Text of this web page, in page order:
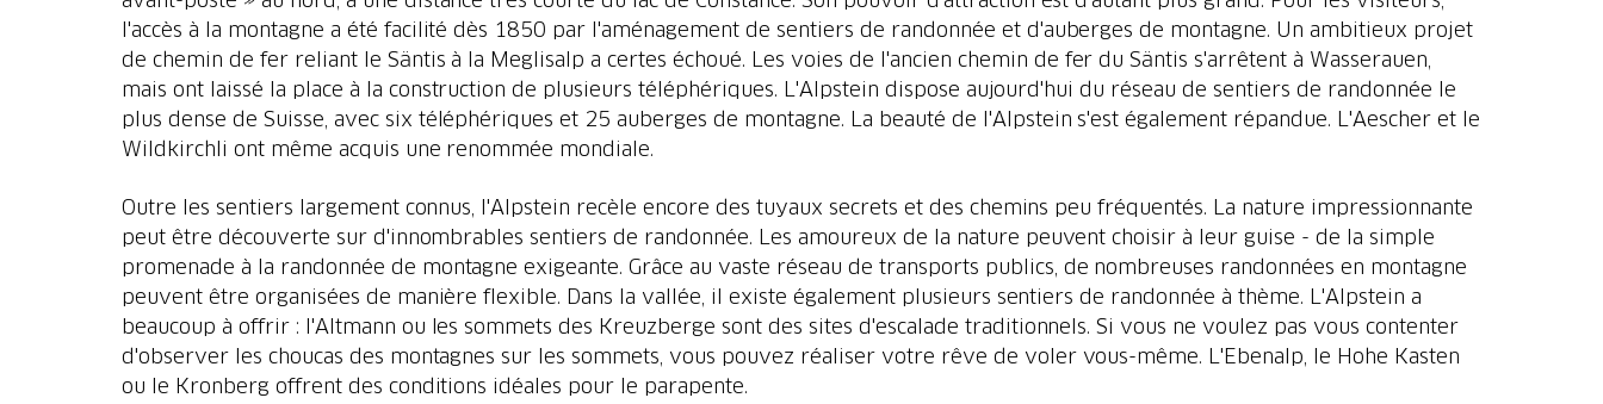
l'accès à la montagne a été facilité dès 1850 par l'aménagement de sentiers de randonnée et d'auberges de montagne. Un ambitieux projet
de chemin de fer reliant le Säntis à la Meglisalp a certes échoué. Les voies de l'ancien chemin de fer du Säntis s'arrêtent à Wasserauen,
mais ont laissé la place à la construction de plusieurs téléphériques. L'Alpstein dispose aujourd'hui du réseau de sentiers de randonnée le
plus dense de Suisse, avec six téléphériques et 25 auberges de montagne. La beauté de l'Alpstein s'est également répandue. L'Aescher et le
Wildkirchli ont même acquis une renommée mondiale.
Outre les sentiers largement connus, l'Alpstein recèle encore des tuyaux secrets et des chemins peu fréquentés. La nature impressionnante
peut être découverte sur d'innombrables sentiers de randonnée. Les amoureux de la nature peuvent choisir à leur guise - de la simple
promenade à la randonnée de montagne exigeante. Grâce au vaste réseau de transports publics, de nombreuses randonnées en montagne
peuvent être organisées de manière flexible. Dans la vallée, il existe également plusieurs sentiers de randonnée à thème. L'Alpstein a
beaucoup à offrir : l'Altmann ou les sommets des Kreuzberge sont des sites d'escalade traditionnels. Si vous ne voulez pas vous contenter
d'observer les choucas des montagnes sur les sommets, vous pouvez réaliser votre rêve de voler vous-même. L'Ebenalp, le Hohe Kasten
ou le Kronberg offrent des conditions idéales pour le parapente.